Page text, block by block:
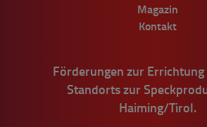
Magazin
Kontakt
Förderungen zur Errichtung
Standorts zur
Haiming/Tirol.